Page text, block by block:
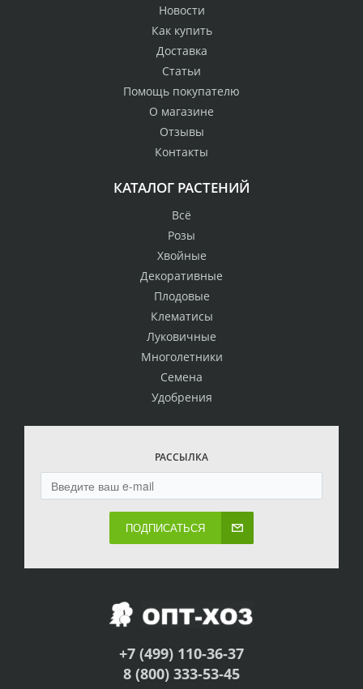
Новости
Как купить
Доставка
Статьи
Помощь покупателю
О магазине
Отзывы
Контакты
КАТАЛОГ РАСТЕНИЙ
Всё
Розы
Хвойные
Декоративные
Плодовые
Клематисы
Луковичные
Многолетники
Семена
Удобрения
РАССЫЛКА
ПОДПИСАТЬСЯ
+7 (499) 110-36-37
8 (800) 333-53-45